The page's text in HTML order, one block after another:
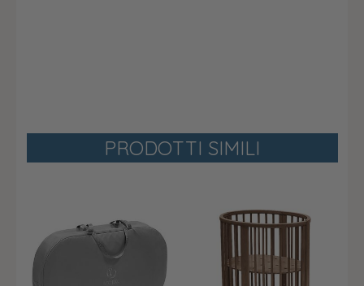
PRODOTTI SIMILI